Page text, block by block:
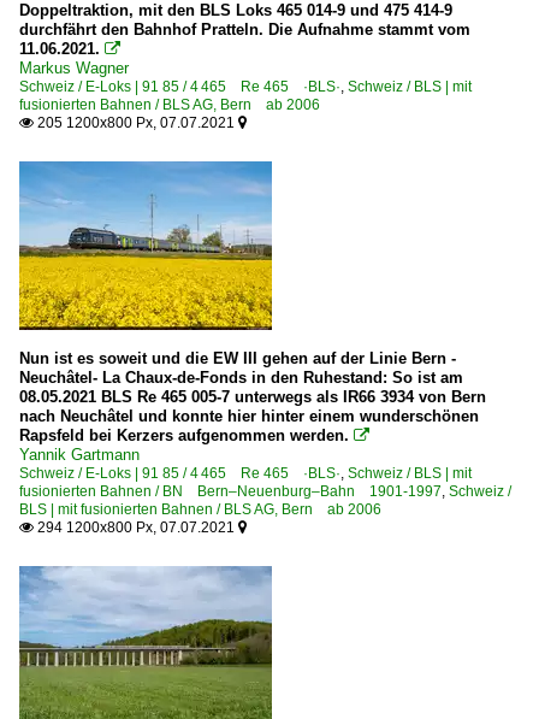
Doppeltraktion, mit den BLS Loks 465 014-9 und 475 414-9
durchfährt den Bahnhof Pratteln. Die Aufnahme stammt vom
11.06.2021. 
Markus Wagner
Schweiz / E-Loks | 91 85 / 4 465 Re 465 ·BLS·, Schweiz / BLS | mit
fusionierten Bahnen / BLS AG, Bern ab 2006
 205 1200x800 Px, 07.07.2021 
Nun ist es soweit und die EW III gehen auf der Linie Bern -
Neuchâtel- La Chaux-de-Fonds in den Ruhestand: So ist am
08.05.2021 BLS Re 465 005-7 unterwegs als IR66 3934 von Bern
nach Neuchâtel und konnte hier hinter einem wunderschönen
Rapsfeld bei Kerzers aufgenommen werden. 
Yannik Gartmann
Schweiz / E-Loks | 91 85 / 4 465 Re 465 ·BLS·, Schweiz / BLS | mit
fusionierten Bahnen / BN Bern–Neuenburg–Bahn 1901-1997, Schweiz /
BLS | mit fusionierten Bahnen / BLS AG, Bern ab 2006
 294 1200x800 Px, 07.07.2021 